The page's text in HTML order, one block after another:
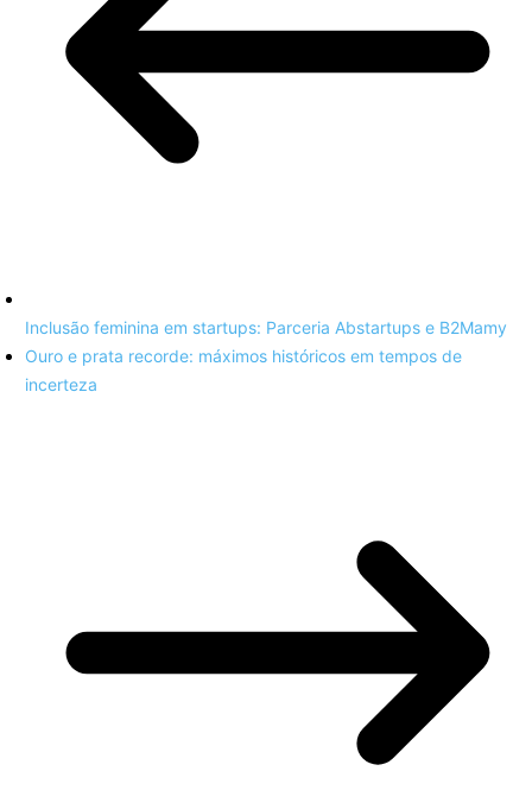
Inclusão feminina em startups: Parceria Abstartups e B2Mamy
Ouro e prata recorde: máximos históricos em tempos de
incerteza